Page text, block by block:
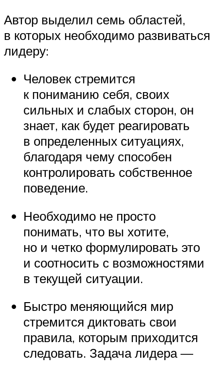
Автор выделил семь областей,
в которых необходимо развиваться
лидеру:
Человек стремится
к пониманию себя, своих
сильных и слабых сторон, он
знает, как будет реагировать
в определенных ситуациях,
благодаря чему способен
контролировать собственное
поведение.
Необходимо не просто
понимать, что вы хотите,
но и четко формулировать это
и соотносить с возможностями
в текущей ситуации.
Быстро меняющийся мир
стремится диктовать свои
правила, которым приходится
следовать. Задача лидера —